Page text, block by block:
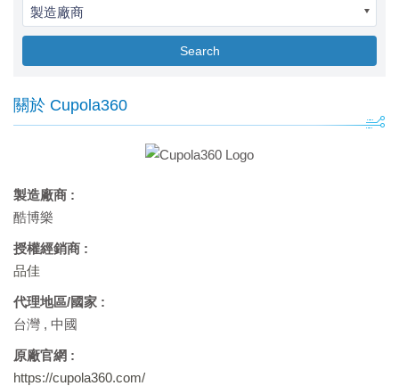
製造廠商
Search
關於 Cupola360
製造廠商 :
酷博樂
授權經銷商 :
品佳
代理地區/國家 :
台灣 , 中國
原廠官網 :
https://cupola360.com/